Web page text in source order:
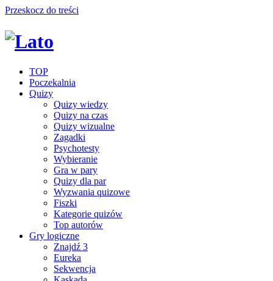
Przeskocz do treści
TOP
Poczekalnia
Quizy
Quizy wiedzy
Quizy na czas
Quizy wizualne
Zagadki
Psychotesty
Wybieranie
Gra w pary
Quizy dla par
Wyzwania quizowe
Fiszki
Kategorie quizów
Top autorów
Gry logiczne
Znajdź 3
Eureka
Sekwencja